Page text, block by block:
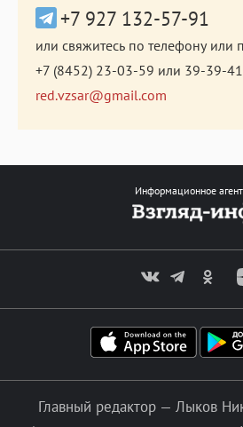
+7 927 132-57-91
или свяжитесь по телефону или
+7 (8452) 23-03-59 или 39-39-41
red.vzsar@gmail.com
Информационное
Главный редактор — Лыков